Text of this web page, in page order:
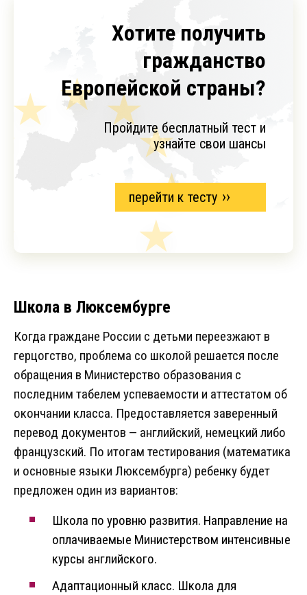
Хотите получить
гражданство
Европейской страны?
Пройдите бесплатный тест и
узнайте свои шансы
перейти к тесту
Школа в Люксембурге
Когда граждане России с детьми переезжают в
герцогство, проблема со школой решается после
обращения в Министерство образования с
последним табелем успеваемости и аттестатом об
окончании класса. Предоставляется заверенный
перевод документов — английский, немецкий либо
французский. По итогам тестирования (математика
и основные языки Люксембурга) ребенку будет
предложен один из вариантов:
Школа по уровню развития. Направление на
оплачиваемые Министерством интенсивные
курсы английского.
Адаптационный класс. Школа для